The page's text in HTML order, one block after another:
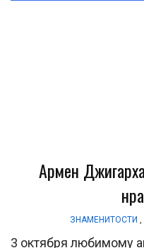
Армен
ЗНАМЕНИТОСТИ ,
3 октября любимому